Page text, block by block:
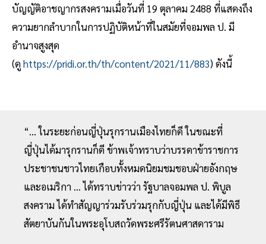
บัญญัติอาชญากรสงครามเมื่อวันที่ 19 ตุลาคม 2488 ที่แสดงถึง
ความยากลำบากในการปฏิบัติหน้าที่ในสมัยที่จอมพล ป. มี
อำนาจสูงสุด
(ดูhttps://pridi.or.th/th/content/2021/11/883) ดังนี้
“... ในระยะก่อนญี่ปุ่นรุกรานเมืองไทยก็ดี ในขณะที่
ญี่ปุ่นได้มารุกรานก็ดี ข้าพเจ้าทราบว่าบรรดาข้าราชการ
ประชาชนชาวไทยเกือบทั้งหมดนิยมชมชอบฝ่ายอังกฤษ
และอเมริกา ... ได้ทราบข่าวว่า รัฐบาลจอมพล ป. พิบูล
สงคราม ได้ทำสัญญาร่วมรับร่วมรุกกับญี่ปุ่น และได้มีพิธี
สัตยาบันกันในพระอุโบสถวัดพระศรีรัตนศาสดาราม